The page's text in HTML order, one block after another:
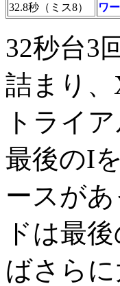
32.8秒（ミス8）
ワ
32秒台3
詰まり
トライ
最後のI
ースが
ドは最
ばさら